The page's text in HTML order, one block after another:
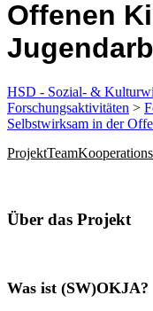
Offenen
HSD - Sozial- &
Forschungsaktivitäten >
Selbstwirksam in der
ProjektTeam
​Über das Projekt
Was ist (SW)OKJA?